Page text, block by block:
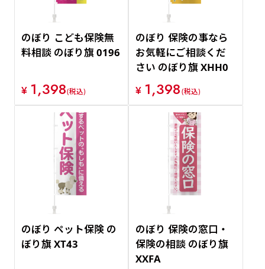
のぼり こども保険無
料相談 のぼり旗 0196
¥ 1,398(税込)
のぼり 保険の事なら
お気軽にご相談くだ
さい のぼり旗 XHH0
¥ 1,398(税込)
のぼり ペット保険 の
ぼり旗 XT43
のぼり 保険の窓口・
保険の相談 のぼり旗
XXFA